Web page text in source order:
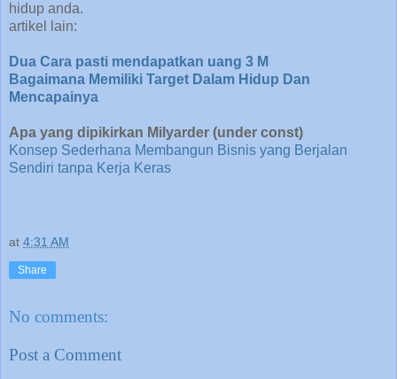
hidup anda.
artikel lain:
Dua Cara pasti mendapatkan uang 3 M
Bagaimana Memiliki Target Dalam Hidup Dan
Mencapainya
Apa yang dipikirkan Milyarder (under const)
Konsep Sederhana Membangun Bisnis yang Berjalan
Sendiri tanpa Kerja Keras
at 4:31 AM
Share
No comments:
Post a Comment